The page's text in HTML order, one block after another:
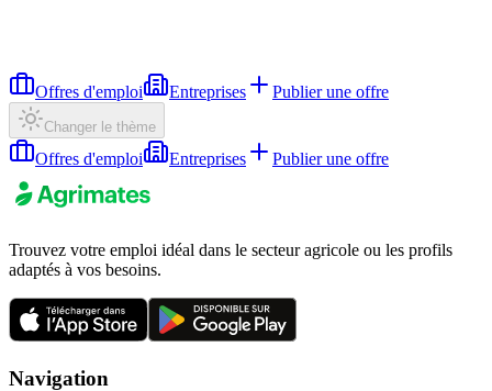
Offres d'emploi Entreprises Publier une offre
Changer le thème
Offres d'emploi Entreprises Publier une offre
Trouvez votre emploi idéal dans le secteur agricole ou les profils
adaptés à vos besoins.
Navigation